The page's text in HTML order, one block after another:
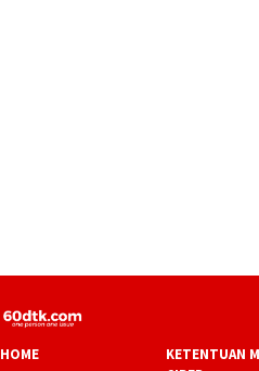
HOME
KETENTUAN